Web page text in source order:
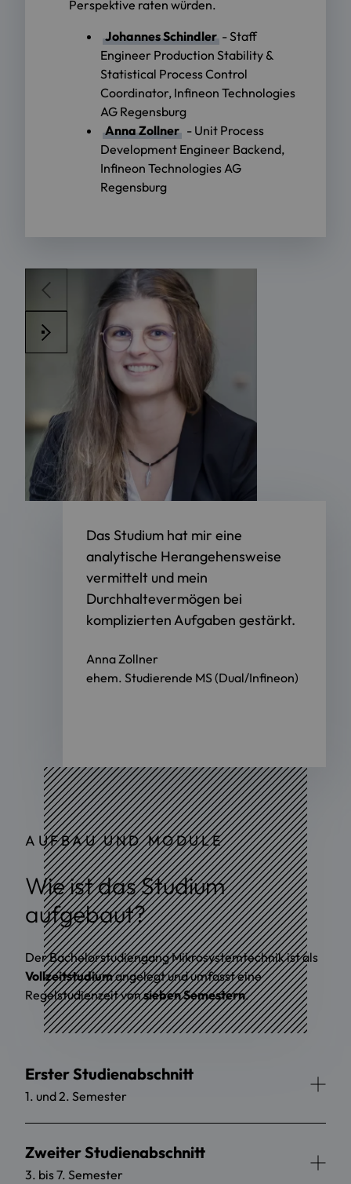
Perspektive raten würden.
Johannes Schindler - Staff
Engineer Production Stability &
Statistical Process Control
Coordinator, Infineon Technologies
AG Regensburg
Anna Zollner - Unit Process
Development Engineer Backend,
Infineon Technologies AG
Regensburg
Das Studium hat mir eine
analytische Herangehensweise
vermittelt und mein
Durchhaltevermögen bei
komplizierten Aufgaben gestärkt.
Anna Zollner
ehem. Studierende MS (Dual/Infineon)
AUFBAU UND MODULE
Wie ist das Studium
aufgebaut?
Der Bachelorstudiengang Mikrosystemtechnik ist als
Vollzeitstudiumangelegt und umfasst eine
Regelstudienzeit vonsieben Semestern.
Erster Studienabschnitt
1. und 2. Semester
Zweiter Studienabschnitt
3. bis 7. Semester